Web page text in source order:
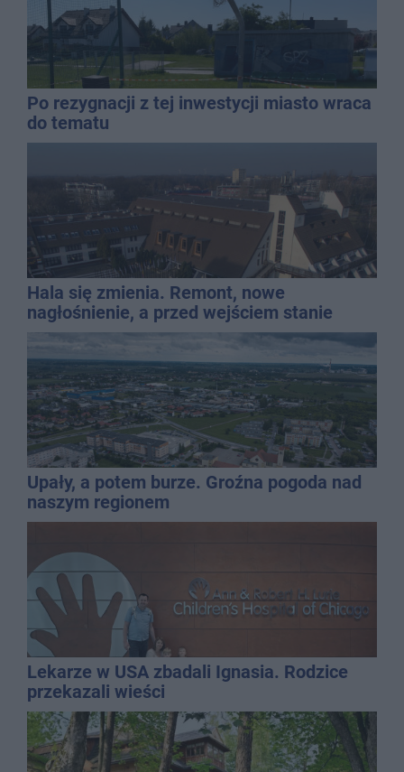
Po rezygnacji z tej inwestycji miasto wraca
do tematu
Hala się zmienia. Remont, nowe
nagłośnienie, a przed wejściem stanie
QEMETICA ARENA
Upały, a potem burze. Groźna pogoda nad
naszym regionem
Lekarze w USA zbadali Ignasia. Rodzice
przekazali wieści